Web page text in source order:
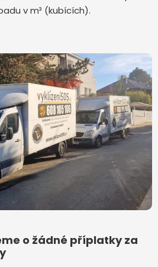
v m³ (kubících).
o žádné příplatky za